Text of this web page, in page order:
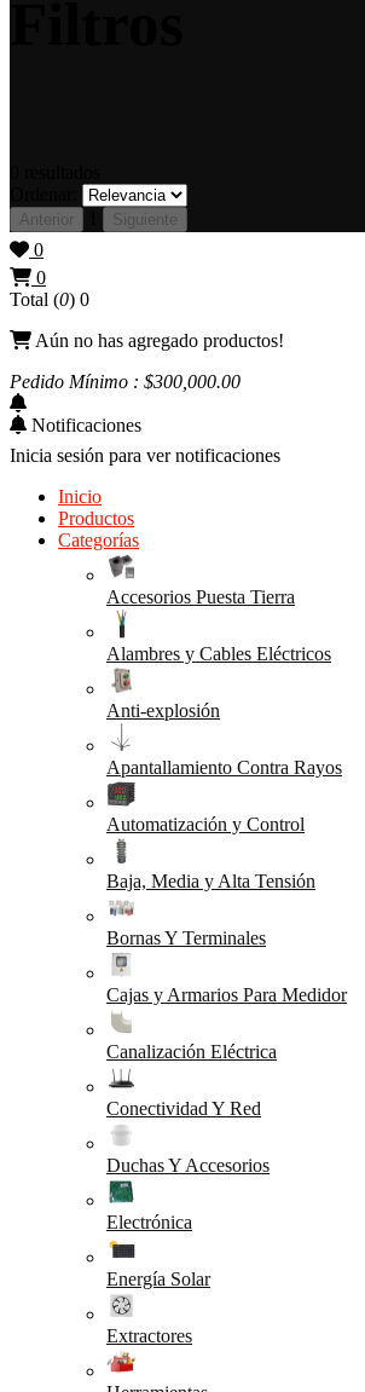
Anterior Siguiente
0
0
Total (0) 0
Aún no has agregado productos!
Pedido Mínimo : $300,000.00
Notificaciones
Inicia sesión para ver notificaciones
Inicio
Productos
Categorías
Accesorios Puesta Tierra
Alambres y Cables Eléctricos
Anti-explosión
Apantallamiento Contra Rayos
Automatización y Control
Baja, Media y Alta Tensión
Bornas Y Terminales
Cajas y Armarios Para Medidor
Canalización Eléctrica
Conectividad Y Red
Duchas Y Accesorios
Electrónica
Energía Solar
Extractores